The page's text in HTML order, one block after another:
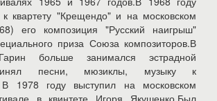
к квартету "Крещендо" и на московском
его композиция "Русский наигрыш"
приза Союза композиторов.В
больше занимался эстрадной
песни, мюзиклы, музыку к
1978 году выступил на московском
в квинтете Игоря Якушенко.Был